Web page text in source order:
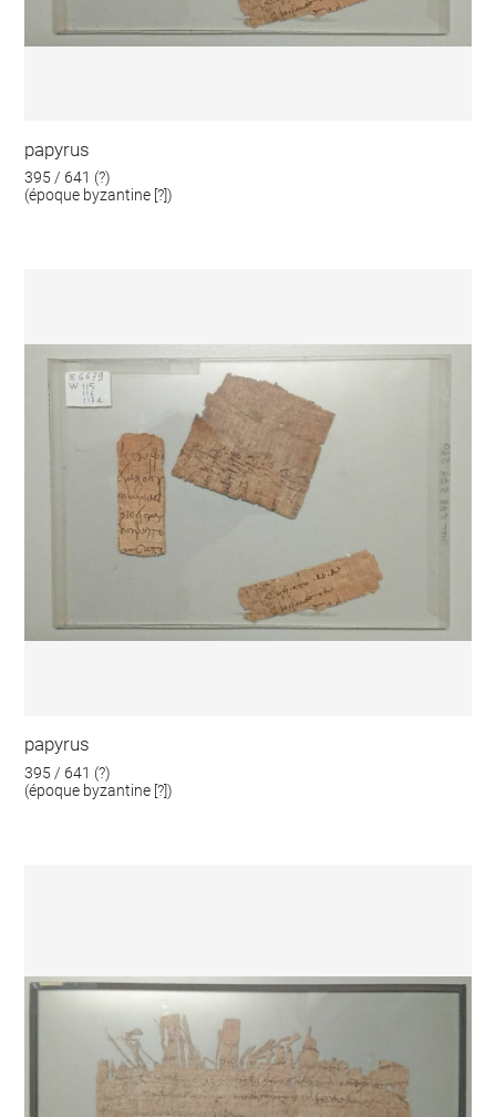
papyrus
395 / 641 (?)
(époque byzantine [?])
papyrus
395 / 641 (?)
(époque byzantine [?])